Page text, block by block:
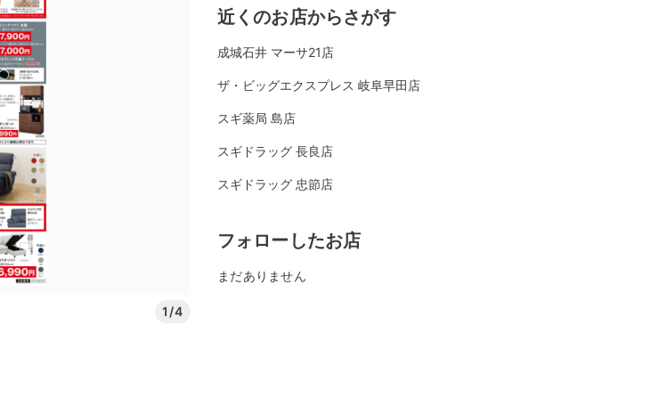
1/4
近くのお店からさがす
成城石井 マーサ21店
ザ・ビッグエクスプレス 岐阜早田店
スギ薬局 島店
スギドラッグ 長良店
スギドラッグ 忠節店
フォローしたお店
まだありません